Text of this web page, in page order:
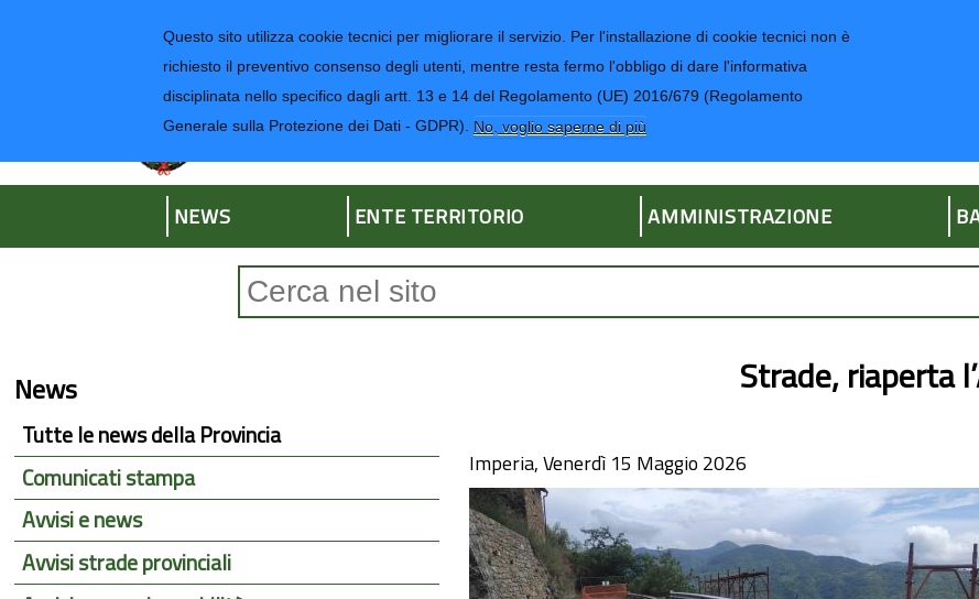
Questo sito utilizza cookie tecnici per migliorare il servizio. Per l'installazione di cookie tecnici non è
richiesto il preventivo consenso degli utenti, mentre resta fermo l'obbligo di dare l'informativa
disciplinata nello specifico dagli artt. 13 e 14 del Regolamento (UE) 2016/679 (Regolamento
Generale sulla Protezione dei Dati - GDPR). No, voglio saperne di più
Regione Liguria
Provincia di Imperia
NEWS ENTE TERRITORIO AMMINISTRAZIONE
Strade, riaperta
Imperia, Venerdì 15 Maggio 2026
News
Tutte le news della Provincia
Comunicati stampa
Avvisi e news
Avvisi strade provinciali